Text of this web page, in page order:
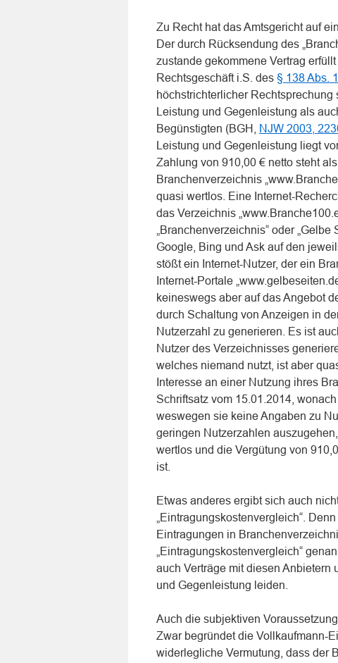
Zu Recht hat das Amtsgericht auf
Der durch Rücksendung des
zustande gekommene Vertrag
Rechtsgeschäft i.S. des § 138 Abs.
höchstrichterlicher
Leistung und Gegenleistung als
Begünstigten (BGH,
NJW 2003,
Leistung und Gegenleistung liegt
Zahlung von 910,00 € netto steht
Branchenverzeichnis
quasi wertlos. Eine Internet-
das Verzeichnis
„Branchenverzeichnis“ oder
Google, Bing und Ask auf den
stößt ein Internet-Nutzer, der ein
Internet-Portale
keineswegs aber auf das Angebot
durch Schaltung von Anzeigen in
Nutzerzahl zu generieren. Es ist
Nutzer des Verzeichnisses
welches niemand nutzt, ist aber
Interesse an einer Nutzung ihres
Schriftsatz vom 15.01.2014,
weswegen sie keine Angaben zu
geringen Nutzerzahlen
wertlos und die Vergütung von
ist.
Etwas anderes ergibt sich auch
„Eintragungskostenvergleich“.
Eintragungen in
„Eintragungskostenvergleich“
auch Verträge mit diesen Anbietern
und Gegenleistung leiden.
Auch die subjektiven
Zwar begründet die Vollkaufmann-
widerlegliche Vermutung, dass der